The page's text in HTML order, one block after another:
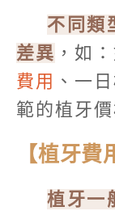
不同類
差異 ，如
費用 、一
範的植牙
【植牙
植牙一